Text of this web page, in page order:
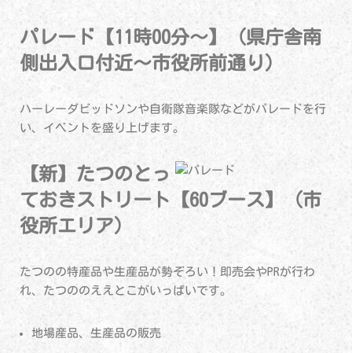
パレード【11時00分～】（県庁舎南
側出入口付近～市役所前通り）
ハーレーダビッドソンや自衛隊音楽隊などがパレードを行
い、イベントを盛り上げます。
【新】たつのとっ
ておきストリート【60ブース】（市
役所エリア）
たつのの特産品や生産品が勢ぞろい！即売会やPRが行わ
れ、たつののええとこがいっぱいです。
地場産品、生産品の販売